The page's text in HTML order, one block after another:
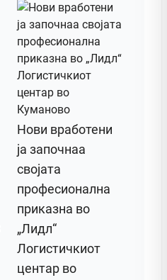
Нови вработени
ја започнаа
својата
професионална
приказна во
„Лидл“
Логистичкиот
центар во